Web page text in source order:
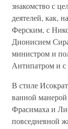
знакомство с
деятелей, как,
Ферским, с
Дионисием
ми­нистром и
Антипатром и
В стиле
ванной манерой
Фрасимаха и
повседневной